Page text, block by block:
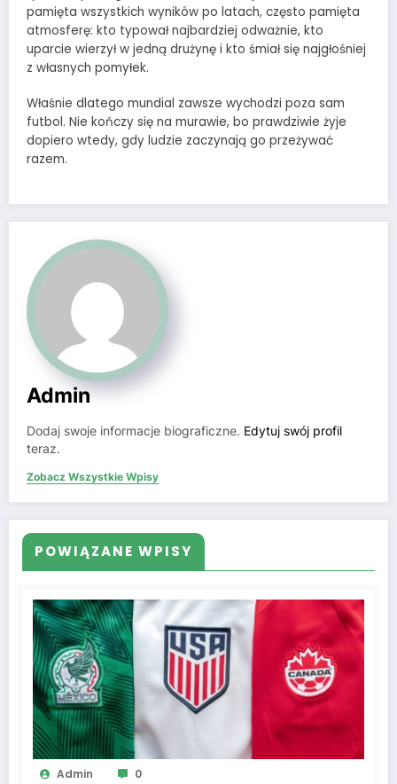
pamięta wszystkich wyników po latach, często pamięta
atmosferę: kto typował najbardziej odważnie, kto
uparcie wierzył w jedną drużynę i kto śmiał się najgłośniej
z własnych pomyłek.
Właśnie dlatego mundial zawsze wychodzi poza sam
futbol. Nie kończy się na murawie, bo prawdziwie żyje
dopiero wtedy, gdy ludzie zaczynają go przeżywać
razem.
Admin
Dodaj swoje informacje biograficzne. Edytuj swój profil
teraz.
Zobacz Wszystkie Wpisy
POWIĄZANE WPISY
Admin 0